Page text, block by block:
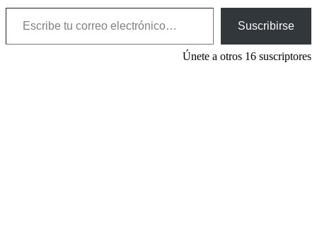
Escribe tu correo electrónico…
Suscribirse
Únete a otros 16 suscriptores